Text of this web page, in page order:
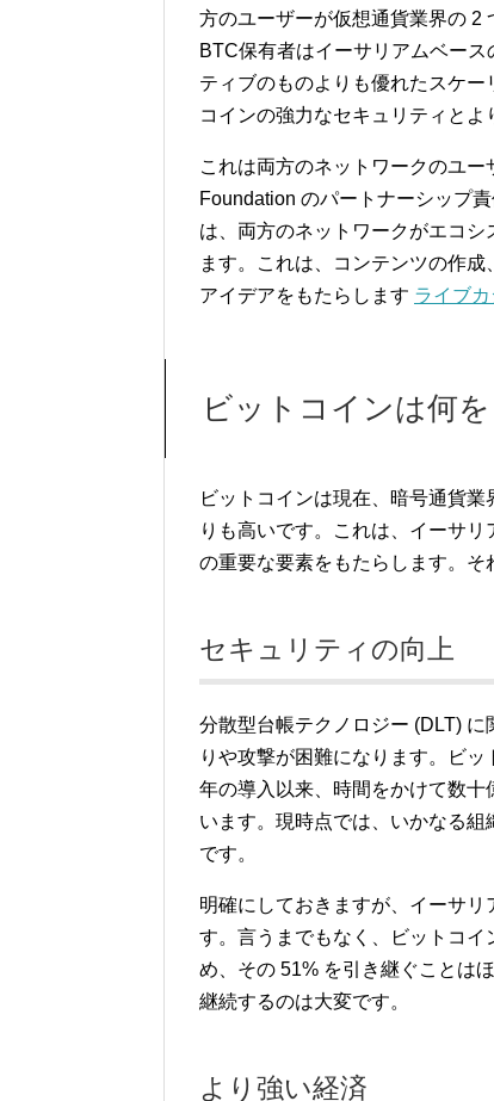
方のユーザーが仮想通貨業界の 2
BTC保有者はイーサリアムベー
ティブのものよりも優れたスケ
コインの強力なセキュリティとよ
これは両方のネットワークのユ
Foundation のパートナーシップ
は、両方のネットワークがエコ
ます。これは、コンテンツの作
アイデアをもたらします ライブカ
ビットコインは何
ビットコインは現在、暗号通貨
りも高いです。これは、イーサ
の重要な要素をもたらします。そ
セキュリティの向上
分散型台帳テクノロジー (DLT)
りや攻撃が困難になります。ビ
年の導入以来、時間をかけて数
います。現時点では、いかなる
です。
明確にしておきますが、イーサ
す。言うまでもなく、ビットコイ
め、その 51% を引き継ぐことは
継続するのは大変です。
より強い経済